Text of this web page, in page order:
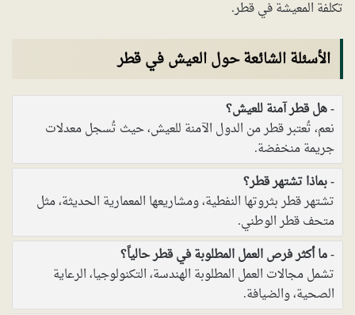
تكلفة المعيشة في قطر.
الأسئلة الشائعة حول العيش في قطر
هل قطر آمنة للعيش؟
نعم، تُعتبر قطر من الدول الآمنة للعيش، حيث تُسجل معدلات
جريمة منخفضة.
بماذا تشتهر قطر؟
تشتهر قطر بثروتها النفطية، ومشاريعها المعمارية الحديثة، مثل
متحف قطر الوطني.
ما أكثر فرص العمل المطلوبة في قطر حالياً؟
تشمل مجالات العمل المطلوبة الهندسة، التكنولوجيا، الرعاية
الصحية، والضيافة.